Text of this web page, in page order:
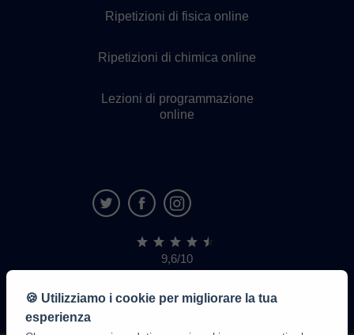
Ripetizioni di fisica online
Ripetizioni di chimica online
Lezioni di programmazione
online
9,6/10
1.339.284
recensioni
di
alunni
🍪 Utilizziamo i cookie per migliorare la tua
esperienza